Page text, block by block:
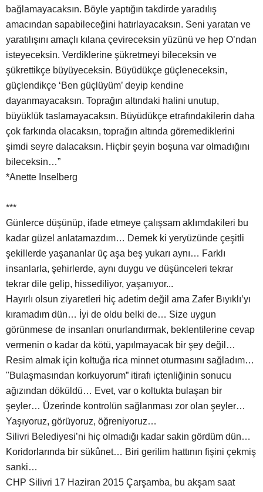
bağlamayacaksın. Böyle yaptığın takdirde yaradılış
amacından sapabileceğini hatırlayacaksın. Seni yaratan ve
yaratılışını amaçlı kılana çevireceksin yüzünü ve hep O’ndan
isteyeceksin. Verdiklerine şükretmeyi bileceksin ve
şükrettikçe büyüyeceksin. Büyüdükçe güçleneceksin,
güçlendikçe ‘Ben güçlüyüm’ deyip kendine
dayanmayacaksın. Toprağın altındaki halini unutup,
büyüklük taslamayacaksın. Büyüdükçe etrafındakilerin daha
çok farkında olacaksın, toprağın altında göremediklerini
şimdi seyre dalacaksın. Hiçbir şeyin boşuna var olmadığını
bileceksin…”
*Anette Inselberg
***
Günlerce düşünüp, ifade etmeye çalışsam aklımdakileri bu
kadar güzel anlatamazdım… Demek ki yeryüzünde çeşitli
şekillerde yaşananlar üç aşa beş yukarı aynı… Farklı
insanlarla, şehirlerde, aynı duygu ve düşünceleri tekrar
tekrar dile gelip, hissediliyor, yaşanıyor...
Hayırlı olsun ziyaretleri hiç adetim değil ama Zafer Bıyıklı’yı
kıramadım dün… İyi de oldu belki de… Size uygun
görünmese de insanları onurlandırmak, beklentilerine cevap
vermenin o kadar da kötü, yapılmayacak bir şey değil…
Resim almak için koltuğa rica minnet oturmasını sağladım…
"Bulaşmasından korkuyorum” itirafı içtenliğinin sonucu
ağızından döküldü… Evet, var o koltukta bulaşan bir
şeyler… Üzerinde kontrolün sağlanması zor olan şeyler…
Yaşıyoruz, görüyoruz, öğreniyoruz…
Silivri Belediyesi’ni hiç olmadığı kadar sakin gördüm dün…
Koridorlarında bir sükûnet… Biri gerilim hattının fişini çekmiş
sanki…
CHP Silivri 17 Haziran 2015 Çarşamba, bu akşam saat